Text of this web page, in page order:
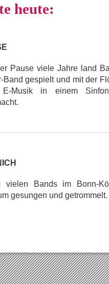
heute:
Pause viele Jahre land
Band gespielt und mit der
Musik in einem
vielen Bands im Bonn-
gesungen und getrommelt.